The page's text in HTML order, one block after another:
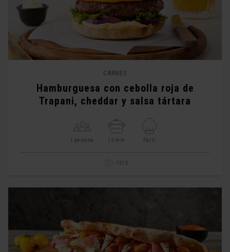
CARNES
Hamburguesa con cebolla roja de
Trapani, cheddar y salsa tártara
1 persona 15 min Fácil
1513